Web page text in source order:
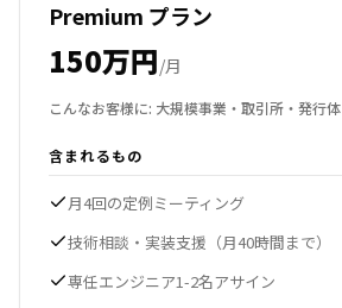
Premium プラン
150万円/月
こんなお客様に: 大規模事業・取引所・発行体
含まれるもの
月4回の定例ミーティング
技術相談・実装支援（月40時間まで）
専任エンジニア1-2名アサイン